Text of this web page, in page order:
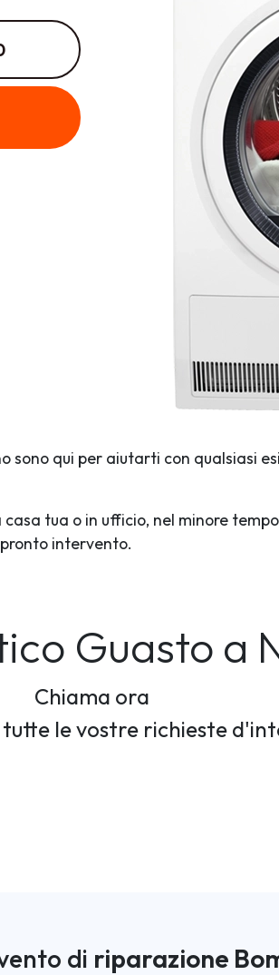
sono qui per aiutarti con qualsiasi
tua o in ufficio, nel minore
intervento.
Guasto a
Chiama ora
le vostre richieste
di riparazione